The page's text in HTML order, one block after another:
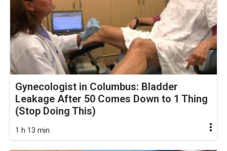
Gynecologist in Columbus: Bladder
Leakage After 50 Comes Down to 1 Thing
(Stop Doing This)
1 h 13 min